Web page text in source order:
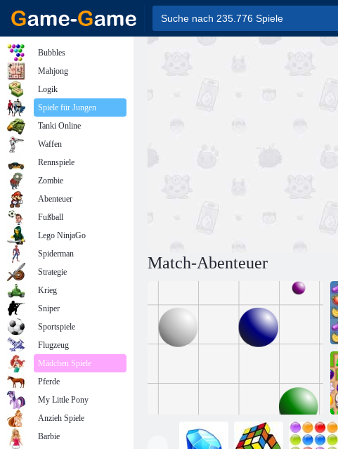
Match-Abenteuer
Bubbles
Mahjong
Logik
Spiele für Jungen
Tanki Online
Waffen
Rennspiele
Zombie
Abenteuer
Fußball
Lego NinjaGo
Spiderman
Strategie
Krieg
Sniper
Sportspiele
Flugzeug
Mädchen Spiele
Pferde
My Little Pony
Anzieh Spiele
Barbie